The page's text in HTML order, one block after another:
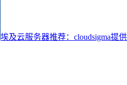
埃及云服务器推荐：cloudsigma提